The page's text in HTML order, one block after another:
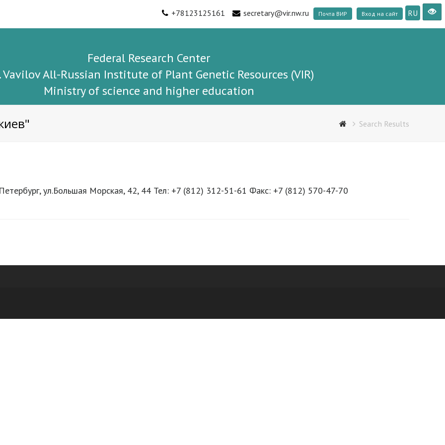
+78123125161 secretary@vir.nw.ru Почта ВИР Вход на сайт RU
Federal Research Center
Vavilov All-Russian Institute of Plant Genetic Resources (VIR)
Ministry of science and higher education
Search Results
ул.Большая Морская, 42, 44 Тел: +7 (812) 312-51-61 Факс: +7 (812) 570-47-70